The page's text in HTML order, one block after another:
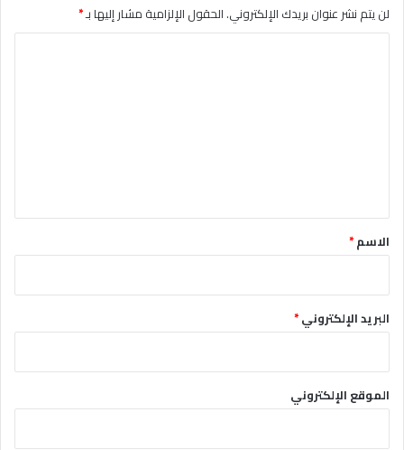
لن يتم نشر عنوان بريدك الإلكتروني.الحقول الإلزامية مشار إليها بـ*
*الاسم*
البريد الإلكتروني*
الموقع الإلكتروني